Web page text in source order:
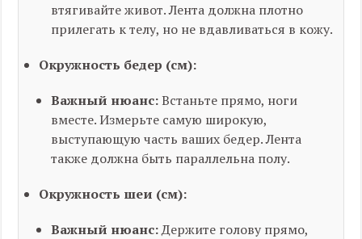
втягивайте живот. Лента должна плотно
прилегать к телу, но не вдавливаться в кожу.
Окружность бедер (см):
Важный нюанс:Встаньте прямо, ноги
вместе. Измерьте самую широкую,
выступающую часть ваших бедер. Лента
также должна быть параллельна полу.
Окружность шеи (см):
Важный нюанс:Держите голову прямо,